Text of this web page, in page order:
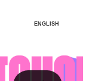
ENGLISH